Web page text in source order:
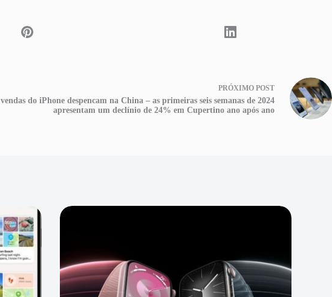
PRÓXIMO POST
do iPhone despencam na China – as primeiras seis semanas de 2024
apresentam um declínio de 24% em Cupertino ano após ano